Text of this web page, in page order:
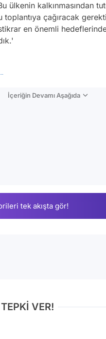
ülkenin kalkınmasından
toplantıya çağıracak
en önemli
İçeriğin Devamı Aşağıda
tek akışta gör!
VER!